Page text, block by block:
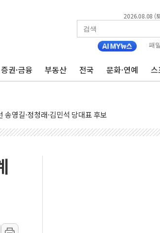
2026.08.08 (
패
증권·금융 부동산 전국 문화·연예 스
포항 '산사태 주의보'...경북도, 호우 피해·통제구간
에 '0.86%p' 차 재역전 성공...金 45.42% vs 鄭
천 경선서 정청래에 승리...47.75% vs 42.08%
표 후보
결과 발표...김민석 45.09% 정청래 43.27% 송영길
결과 발표...김민석 52.64% 정청래 39.89% 송영길